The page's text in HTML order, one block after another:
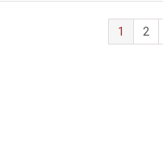
1 2